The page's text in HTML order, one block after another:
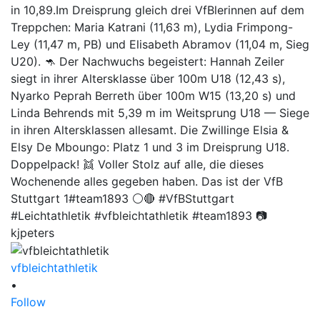
vfbleichtathletik
•
Follow